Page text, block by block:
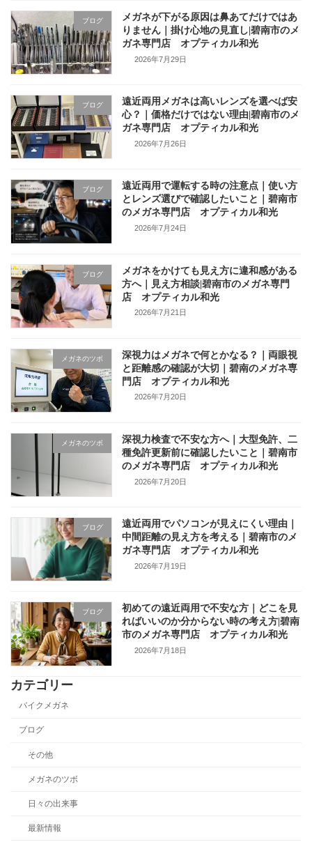
ブログ
メガネが下がる原因は鼻あてだけではあ
りません｜掛け心地の見直し|碧南市のメ
ガネ専門店 オプティカル和光
2026年7月29日
ブログ
遠近両用メガネは高いレンズを選べば安
心？｜価格だけではない理由|碧南市のメ
ガネ専門店 オプティカル和光
2026年7月26日
ブログ
遠近両用で運転する時の注意点｜使い方
とレンズ選びで確認したいこと｜碧南市
のメガネ専門店 オプティカル和光
2026年7月24日
ブログ
メガネをかけても見え方に違和感がある
方へ｜見え方相談|碧南市のメガネ専門
店 オプティカル和光
2026年7月21日
メガネのツボ
深視力はメガネで何とかなる？｜両眼視
と距離感の確認が大切｜碧南のメガネ専
門店 オプティカル和光
2026年7月20日
メガネのツボ
深視力検査で不安な方へ｜大型免許、二
種免許更新前に確認したいこと｜碧南市
のメガネ専門店 オプティカル和光
2026年7月20日
ブログ
遠近両用でパソコンが見えにくい理由｜
中間距離の見え方を考える｜碧南市のメ
ガネ専門店 オプティカル和光
2026年7月19日
ブログ
初めての遠近両用で不安な方｜どこを見
ればいいのか分からない時の考え方|碧南
市のメガネ専門店 オプティカル和光
2026年7月18日
カテゴリー
バイクメガネ
ブログ
その他
メガネのツボ
日々の出来事
最新情報